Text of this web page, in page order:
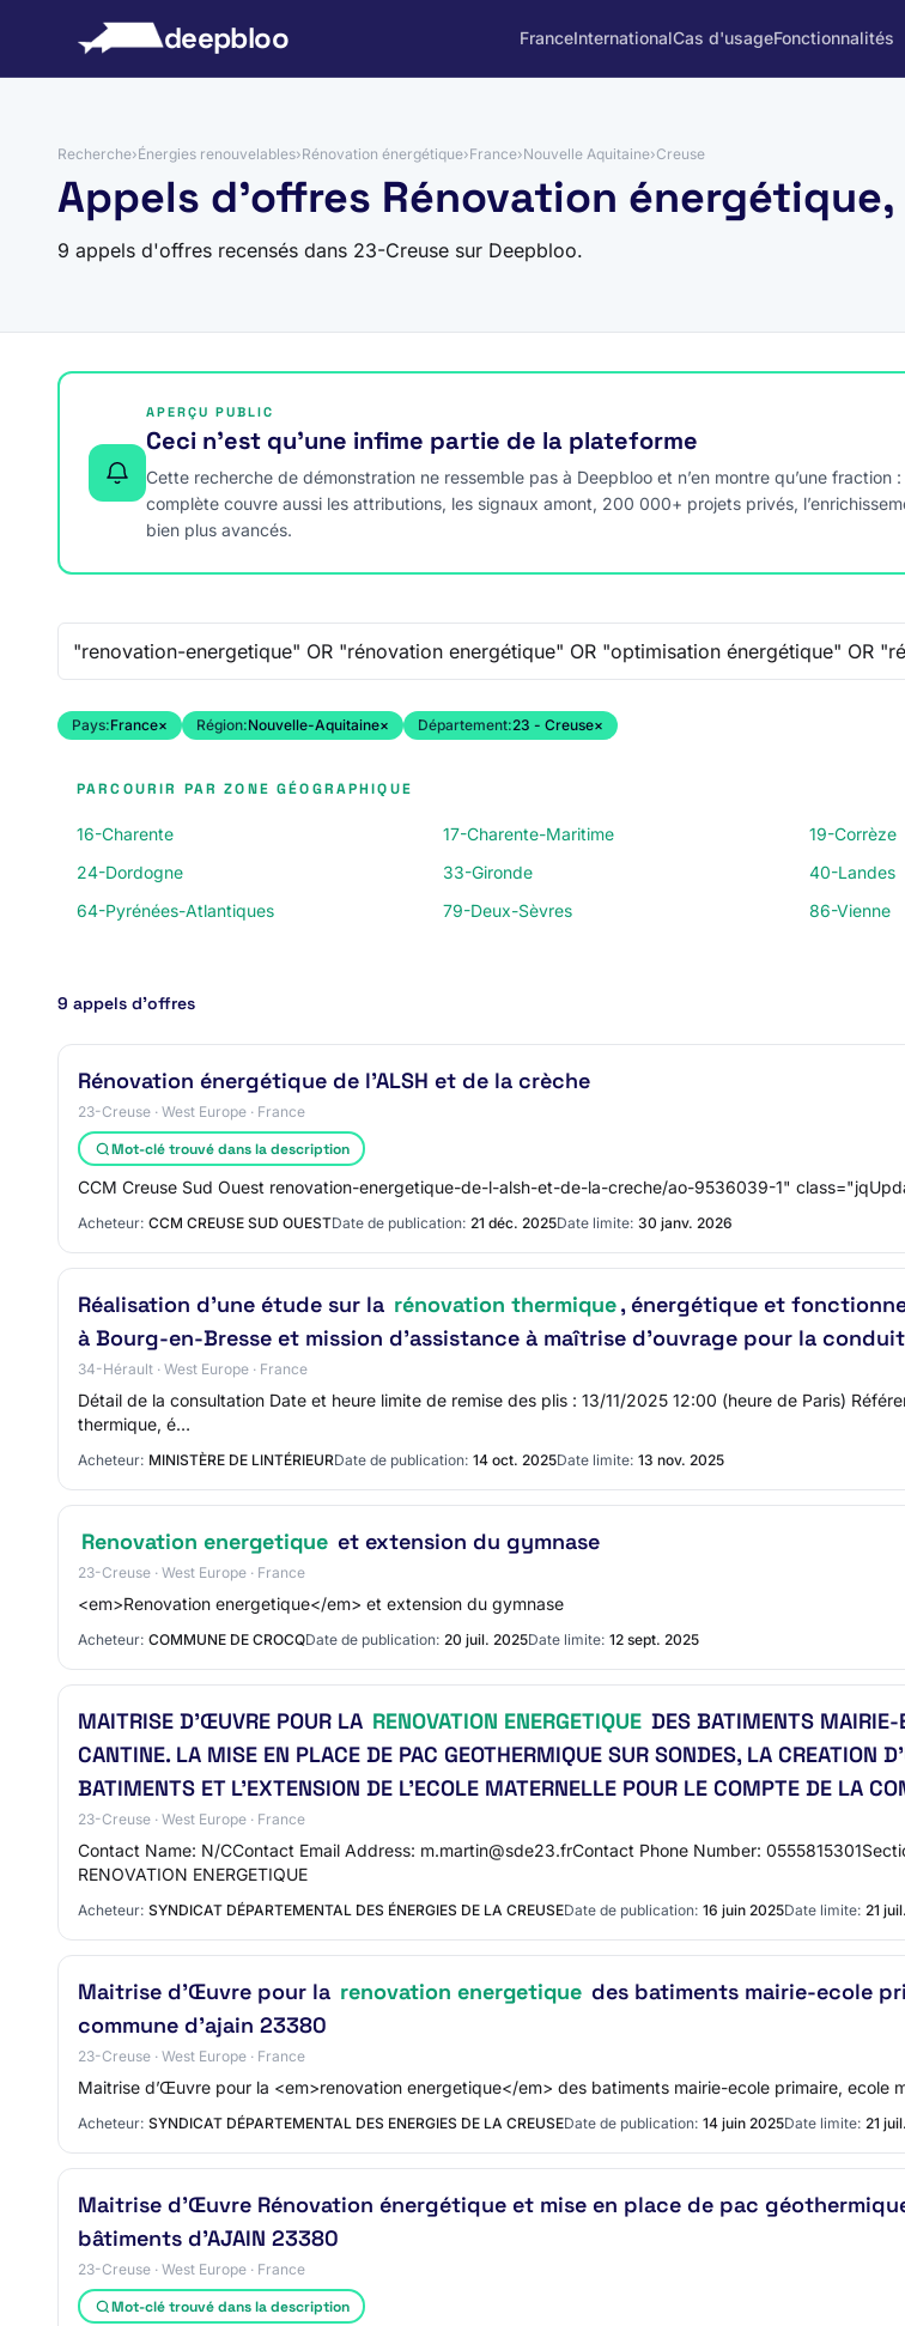
deepbloo FranceInternationalCas d'usageFonctionnalités
Recherche›Énergies renouvelables›Rénovation énergétique›France›Nouvelle Aquitaine›Creuse
Appels d'offres Rénovation énergétique,
9 appels d'offres recensés dans 23-Creuse sur Deepbloo.
APERÇU PUBLIC
Ceci n’est qu’une infime partie de la plateforme
Cette recherche de démonstration ne ressemble pas à Deepbloo et n’en montre qu’une fraction
complète couvre aussi les attributions, les signaux amont, 200 000+ projets privés,
bien plus avancés.
Pays:France× Région:Nouvelle-Aquitaine× Département:23 - Creuse×
PARCOURIR PAR ZONE GÉOGRAPHIQUE
16-Charente 17-Charente-Maritime 19-Corrèze
24-Dordogne
33-Gironde 40-Landes
64-Pyrénées-Atlantiques
79-Deux-Sèvres 86-Vienne
9 appels d’offres
Rénovation énergétique de l'ALSH et de la crèche
23-Creuse · West Europe · France
Mot-clé trouvé dans la description
CCM Creuse Sud Ouest renovation-energetique-de-l-alsh-et-de-la-creche/ao-9536039-1"
Acheteur: CCM CREUSE SUD OUESTDate de publication: 21 déc. 2025Date limite: 30 janv. 2026
Réalisation d’une étude sur la rénovation thermique, énergétique et
à Bourg-en-Bresse et mission d’assistance à maîtrise d’ouvrage pour la
34-Hérault · West Europe · France
Détail de la consultation Date et heure limite de remise des plis : 13/11/2025 12:00 (heure de Paris)
thermique, é…
Acheteur: MINISTÈRE DE LINTÉRIEURDate de publication: 14 oct. 2025Date limite: 13 nov. 2025
Renovation energetique et extension du gymnase
23-Creuse · West Europe · France
<em>Renovation energetique</em> et extension du gymnase
Acheteur: COMMUNE DE CROCQDate de publication: 20 juil. 2025Date limite: 12 sept. 2025
MAITRISE D’ŒUVRE POUR LA RENOVATION ENERGETIQUE DES BATIMENTS MAIRIE-
CANTINE. LA MISE EN PLACE DE PAC GEOTHERMIQUE SUR SONDES, LA CREATION
BATIMENTS ET L’EXTENSION DE L’ECOLE MATERNELLE POUR LE COMPTE DE LA
23-Creuse · West Europe · France
Contact Name: N/CContact Email Address: m.martin@sde23.frContact Phone Number:
RENOVATION ENERGETIQUE
Acheteur: SYNDICAT DÉPARTEMENTAL DES ÉNERGIES DE LA CREUSEDate de publication: 16 juin 2025Date limite: 21
Maitrise d’Œuvre pour la renovation energetique des batiments mairie-ecole
commune d'ajain 23380
23-Creuse · West Europe · France
Maitrise d’Œuvre pour la <em>renovation energetique</em> des batiments mairie-ecole primaire,
Acheteur: SYNDICAT DÉPARTEMENTAL DES ENERGIES DE LA CREUSEDate de publication: 14 juin 2025Date limite: 21
Maitrise d'Œuvre Rénovation énergétique et mise en place de pac
bâtiments d'AJAIN 23380
23-Creuse · West Europe · France
Mot-clé trouvé dans la description